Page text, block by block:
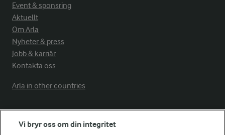
Event & sponsring
Aktuellt
Om Arla
Nyheter & press
Jobb & karriär
Kontakta oss
Arla in other countries
Fler Arlasajter
Vi bryr oss om din integritet